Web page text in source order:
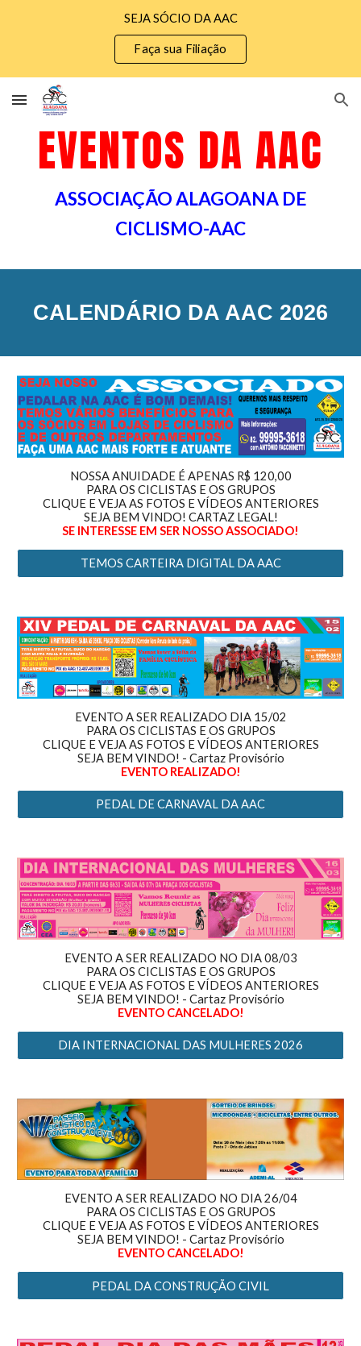
SEJA SÓCIO DA AAC
Faça sua Filiação
EVENTOS DA AAC
ASSOCIAÇÃO ALAGOANA DE
CICLISMO-AAC
CALENDÁRIO DA AAC 2026
NOSSA ANUIDADE É APENAS R$ 120,00
PARA OS CICLISTAS E OS GRUPOS
CLIQUE E VEJA AS FOTOS E VÍDEOS ANTERIORES
SEJA BEM VINDO! CARTAZ LEGAL!
SE INTERESSE EM SER NOSSO ASSOCIADO!
TEMOS CARTEIRA DIGITAL DA AAC
EVENTO A SER REALIZADO DIA 15/02
PARA OS CICLISTAS E OS GRUPOS
CLIQUE E VEJA AS FOTOS E VÍDEOS ANTERIORES
SEJA BEM VINDO! - Cartaz Provisório
EVENTO REALIZADO!
PEDAL DE CARNAVAL DA AAC
EVENTO A SER REALIZADO NO DIA 08/03
PARA OS CICLISTAS E OS GRUPOS
CLIQUE E VEJA AS FOTOS E VÍDEOS ANTERIORES
SEJA BEM VINDO! - Cartaz Provisório
EVENTO CANCELADO!
DIA INTERNACIONAL DAS MULHERES 2026
EVENTO A SER REALIZADO NO DIA 26/04
PARA OS CICLISTAS E OS GRUPOS
CLIQUE E VEJA AS FOTOS E VÍDEOS ANTERIORES
SEJA BEM VINDO! - Cartaz Provisório
EVENTO CANCELADO!
PEDAL DA CONSTRUÇÃO CIVIL